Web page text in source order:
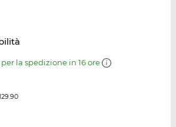
la spedizione in 16 ore